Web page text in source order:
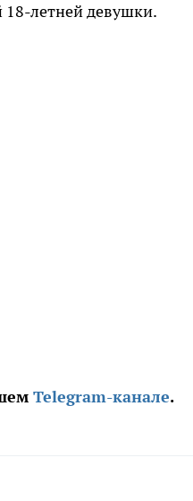
летней девушки.
Telegram-канале.